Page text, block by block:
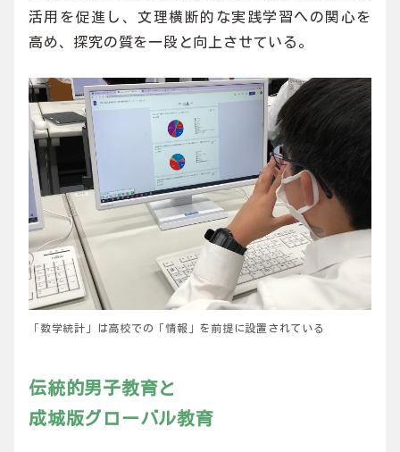
活用を促進し、文理横断的な実践学習への関心を
高め、探究の質を一段と向上させている。
「数学統計」は高校での「情報」を前提に設置されている
伝統的男子教育と
成城版グローバル教育